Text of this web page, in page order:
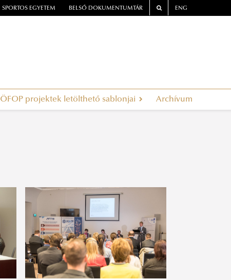
SPORTOS EGYETEM BELSŐ DOKUMENTUMTÁR ENG
projektek letölthető sablonjai Archívum